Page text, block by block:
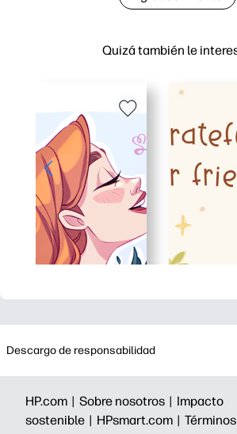
Quizá también le
Descargo de responsabilidad
HP.com | Sobre nosotros | Impacto
sostenible | HPsmart.com |